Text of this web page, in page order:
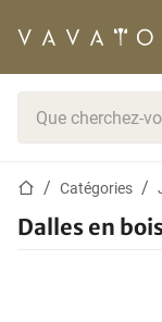
Page d'accueil
Catégories
Dalles en